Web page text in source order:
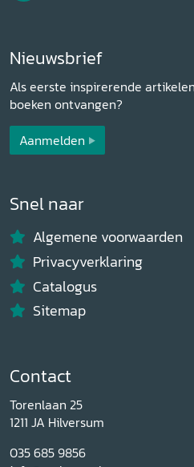
Nieuwsbrief
Als eerste inspirerende
boeken ontvangen?
Aanmelden
Snel naar
Algemene voorwaarden
Privacyverklaring
Catalogus
Sitemap
Contact
Torenlaan 25
1211 JA Hilversum
035 685 9856